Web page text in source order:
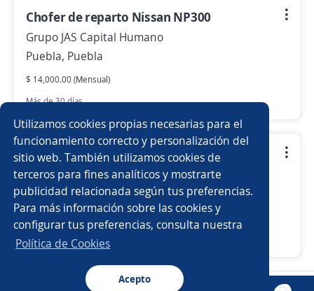
Utilizamos cookies propias necesarias para el
funcionamiento correcto y personalización del
sitio web. También utilizamos cookies de
terceros para fines analíticos y mostrarte
publicidad relacionada según tus preferencias.
Para más información sobre las cookies y
configurar tus preferencias, consulta nuestra
Política de Cookies
Acepto
Chofer de reparto Nissan NP300
Grupo JAS Capital Humano
Puebla, Puebla
$ 14,000.00 (Mensual)
Más de 30 días
Vendedora
Grupo JAS Capital Humano
Chiautempan, Tlaxcala
Más de 30 días